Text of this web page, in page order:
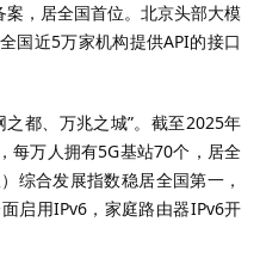
，居全国首位。北京头部大模
国近5万家机构提供API的接口
都、万兆之城”。截至2025年
每万人拥有5G基站70个，居全
综合发展指数稳居全国第一，
启用IPv6，家庭路由器IPv6开